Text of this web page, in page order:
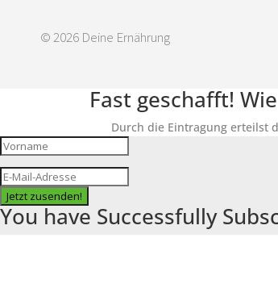
© 2026 Deine Ernährung
Fast geschafft!
Durch die Eintragung erteilst
Jetzt zusenden!
You have Successfully